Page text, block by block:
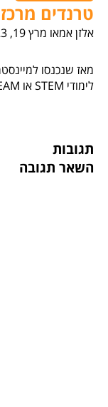
טרנדים
אלזן אמאו מרץ 19, 2023
מאז שנכנסו
לימודי STEM או STEAM צמחו[...]
תגובות
השאר תגובה